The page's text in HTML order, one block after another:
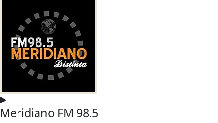
Meridiano FM 98.5